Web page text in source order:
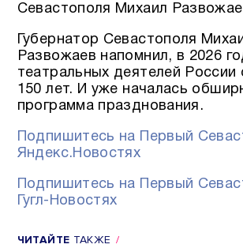
Севастополя Михаил
Губернатор Севастополя
Развожаев напомнил, в 2026
театральных деятелей России
150 лет. И уже началась
программа празднования.
Подпишитесь на Первый
Яндекс.Новостях
Подпишитесь на Первый
Гугл-Новостях
ЧИТАЙТЕ ТАКЖЕ